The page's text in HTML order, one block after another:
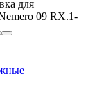
для
09 RX.1-